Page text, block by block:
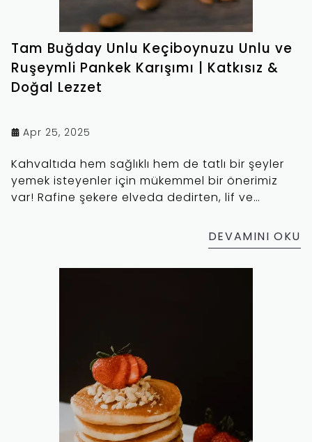
Tam Buğday Unlu Keçiboynuzu Unlu ve
Ruşeymli Pankek Karışımı | Katkısız &
Doğal Lezzet
Apr 25, 2025
Kahvaltıda hem sağlıklı hem de tatlı bir şeyler
yemek isteyenler için mükemmel bir önerimiz
var! Rafine şekere elveda dedirten, lif ve
Keçiboynuzu Unu ve Rüşeymli Pankek Karışımı,
günün en önemli öğününü hem doyurucu hem
de keyifli bir ritüele dönüştürüyor. Bu blog
DEVAMINI OKU